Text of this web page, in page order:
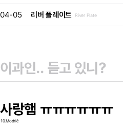
04-05 리버 플레이트 River Plate
사랑햄 ㅠㅠㅠㅠㅠㅠ
10.Modrić